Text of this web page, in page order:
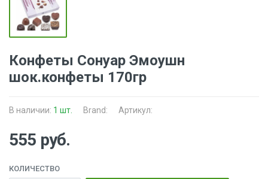
Конфеты Сонуар Эмоушн
шок.конфеты 170гр
В наличии: 1 шт. Brand: Артикул:
555 руб.
КОЛИЧЕСТВО